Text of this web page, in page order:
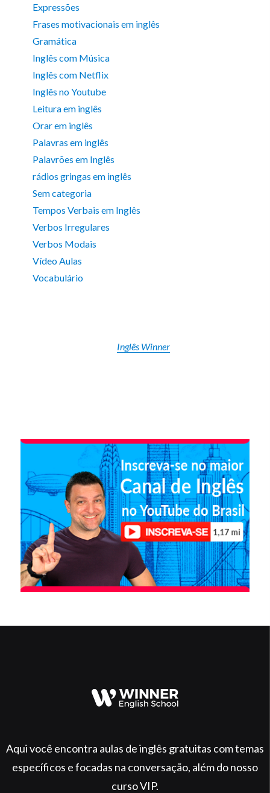
Expressões
Frases motivacionais em inglês
Gramática
Inglês com Música
Inglês com Netflix
Inglês no Youtube
Leitura em inglês
Orar em inglês
Palavras em inglês
Palavrões em Inglês
rádios gringas em inglês
Sem categoria
Tempos Verbais em Inglês
Verbos Irregulares
Verbos Modais
Vídeo Aulas
Vocabulário
Inglês Winner
Aqui você encontra aulas de inglês gratuitas com temas
específicos e focadas na conversação, além do nosso
curso VIP.